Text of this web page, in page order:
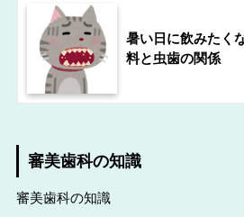
暑い日に飲みたく
料と虫歯の関係
審美歯科の知識
審美歯科の知識